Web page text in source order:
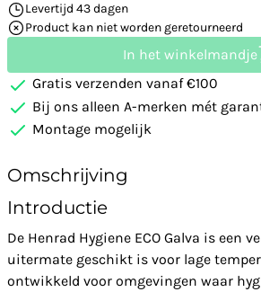
Levertijd 43 dagen
Product kan niet worden geretourneerd
In het winkelmandje
Gratis verzenden vanaf €100
Bij ons alleen A-merken mét
Montage mogelijk
Omschrijving
Introductie
De Henrad Hygiene ECO Galva is een
uitermate geschikt is voor lage
ontwikkeld voor omgevingen waar